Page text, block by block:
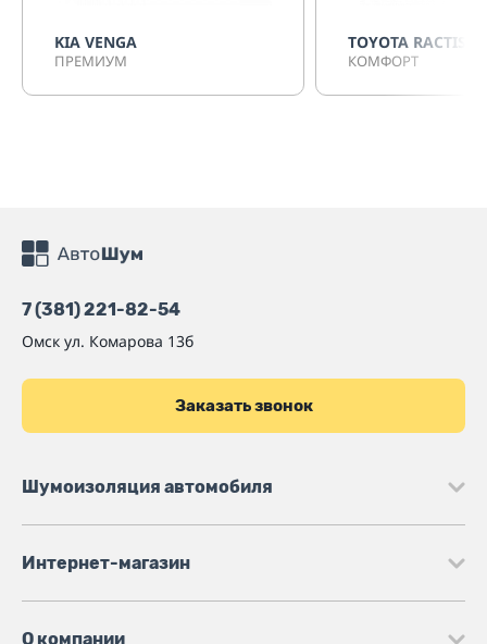
KIA VENGA
ПРЕМИУМ
TOYOTA RACTIS
КОМФОРТ
7 (381) 221-82-54
Омск ул. Комарова 13б
Заказать звонок
Шумоизоляция автомобиля
Интернет-магазин
О компании